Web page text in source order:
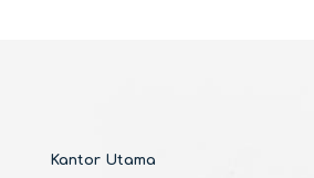
Kantor Utama